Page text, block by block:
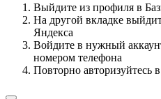
Выйдите из профиля в
На другой вкладке
Яндекса
Войдите в нужный
номером телефона
Повторно авторизуйтесь